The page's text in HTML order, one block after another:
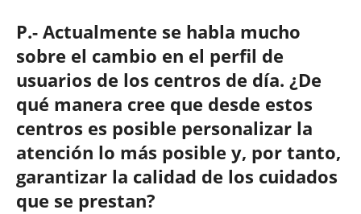
P.- Actualmente se habla mucho
sobre el cambio en el perfil de
usuarios de los centros de día. ¿De
qué manera cree que desde estos
centros es posible personalizar la
atención lo más posible y, por tanto,
garantizar la calidad de los cuidados
que se prestan?